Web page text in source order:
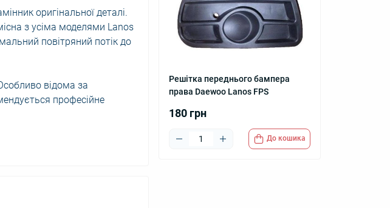
Решітка переднього бампера
права Daewoo Lanos FPS
180 грн
До кошика
оригінальної деталі.
з усіма моделями Lanos
повітряний потік до
відома за
професійне